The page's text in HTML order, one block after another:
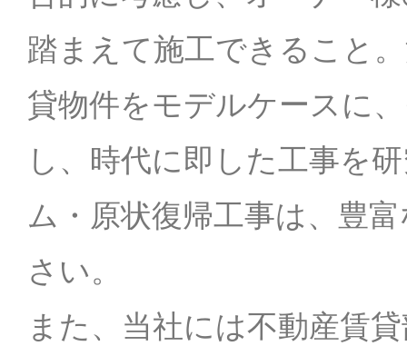
踏まえて施工できること
貸物件をモデルケースに
し、時代に即した工事を
ム・原状復帰工事は、豊
さい。
また、当社には不動産賃